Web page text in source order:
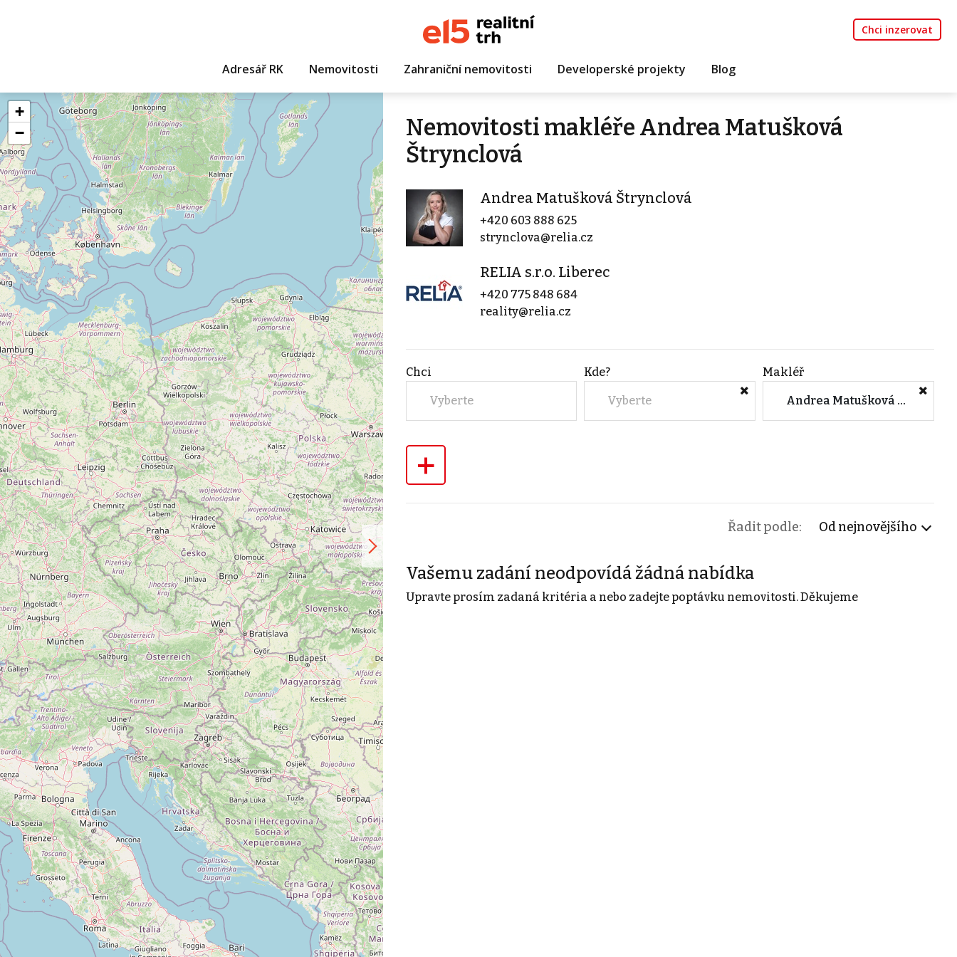
Chci inzerovat
Adresář RK Nemovitosti Zahraniční nemovitosti Developerské projekty Blog
+
−
Nemovitosti makléře Andrea Matušková
Štrynclová
Andrea Matušková Štrynclová
+420 603 888 625
strynclova@relia.cz
RELIA s.r.o. Liberec
+420 775 848 684
reality@relia.cz
Chci
Vyberte
Kde?
Vyberte
Makléř
Andrea Matušková Štrynclová (RELIA s.r.o. Liberec)
+
Řadit podle: Od nejnovějšího
Vašemu zadání neodpovídá žádná nabídka
Upravte prosím zadaná kritéria a nebo zadejte poptávku nemovitosti. Děkujeme